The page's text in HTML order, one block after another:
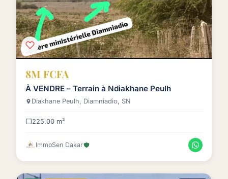
8M FCFA
À VENDRE – Terrain à Ndiakhane Peulh
Diakhane Peulh, Diamniadio, SN
225.00 m²
ImmoSen Dakar